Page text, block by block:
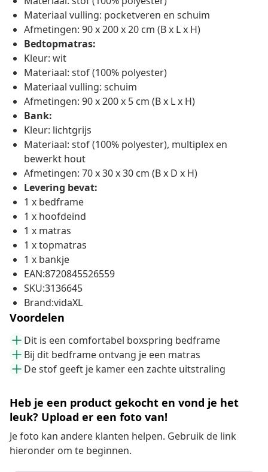
Materiaal vulling: pocketveren en schuim
Afmetingen: 90 x 200 x 20 cm (B x L x H)
Bedtopmatras:
Kleur: wit
Materiaal: stof (100% polyester)
Materiaal vulling: schuim
Afmetingen: 90 x 200 x 5 cm (B x L x H)
Bank:
Kleur: lichtgrijs
Materiaal: stof (100% polyester), multiplex en
bewerkt hout
Afmetingen: 70 x 30 x 30 cm (B x D x H)
Levering bevat:
1 x bedframe
1 x hoofdeind
1 x matras
1 x topmatras
1 x bankje
EAN:8720845526559
SKU:3136645
Brand:vidaXL
Voordelen
Dit is een comfortabel boxspring bedframe
Bij dit bedframe ontvang je een matras
De stof geeft je kamer een zachte uitstraling
Heb je een product gekocht en vond je het
leuk? Upload er een foto van!
Je foto kan andere klanten helpen. Gebruik de link
hieronder om te beginnen.